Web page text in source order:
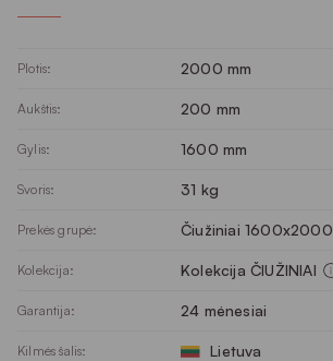
Plotis: 2000 mm
Aukštis: 200 mm
Gylis: 1600 mm
Svoris: 31 kg
Prekės grupė: Čiužiniai 1600x2000
Kolekcija: Kolekcija ČIUŽINIAI
Garantija: 24 mėnesiai
Kilmės šalis: Lietuva